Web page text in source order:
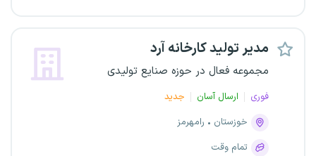
مدیر تولید کارخانه آرد
مجموعه فعال در حوزه صنایع تولیدی
فوری ارسال آسان
جدید
خوزستان
رامهرمز
تمام وقت